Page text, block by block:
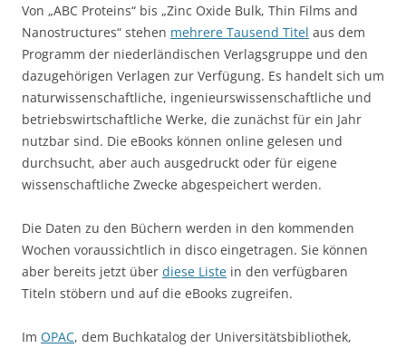
Von „ABC Proteins“ bis „Zinc Oxide Bulk, Thin Films and
Nanostructures“ stehen mehrere Tausend Titel aus dem
Programm der niederländischen Verlagsgruppe und den
dazugehörigen Verlagen zur Verfügung. Es handelt sich um
naturwissenschaftliche, ingenieurswissenschaftliche und
betriebswirtschaftliche Werke, die zunächst für ein Jahr
nutzbar sind. Die eBooks können online gelesen und
durchsucht, aber auch ausgedruckt oder für eigene
wissenschaftliche Zwecke abgespeichert werden.
Die Daten zu den Büchern werden in den kommenden
Wochen voraussichtlich in disco eingetragen. Sie können
aber bereits jetzt über diese Liste in den verfügbaren
Titeln stöbern und auf die eBooks zugreifen.
Im OPAC, dem Buchkatalog der Universitätsbibliothek,